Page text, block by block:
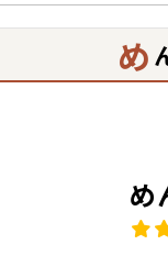
め
め